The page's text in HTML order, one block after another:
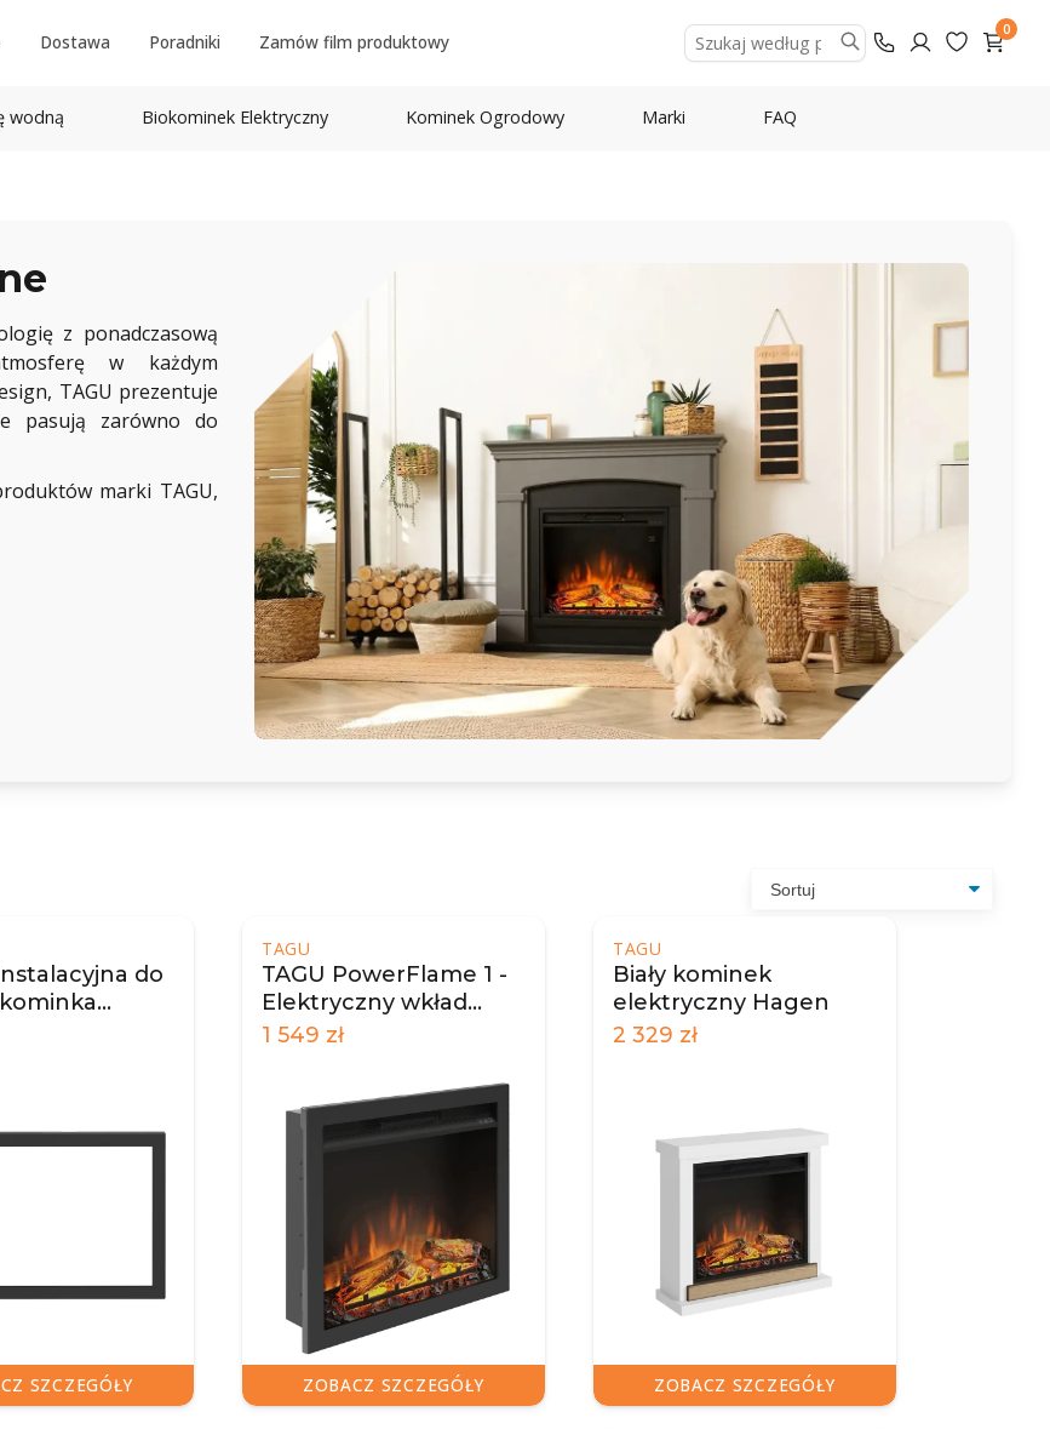
Dostawa Poradniki Zamów film produktowy
0
wodną Biokominek Elektryczny Kominek Ogrodowy Marki FAQ
z ponadczasową
w każdym
TAGU prezentuje
pasują zarówno do
marki TAGU,
do
SZCZEGÓŁY
TAGU
TAGU PowerFlame 1 -
Elektryczny wkład
kominkowy
1 549 zł
ZOBACZ SZCZEGÓŁY
TAGU
Biały kominek
elektryczny Hagen
2 329 zł
ZOBACZ SZCZEGÓŁY